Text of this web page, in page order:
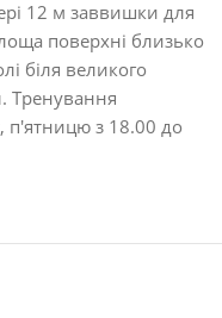
12 м заввишки для
поверхні близько
біля великого
Тренування
п'ятницю з 18.00 до